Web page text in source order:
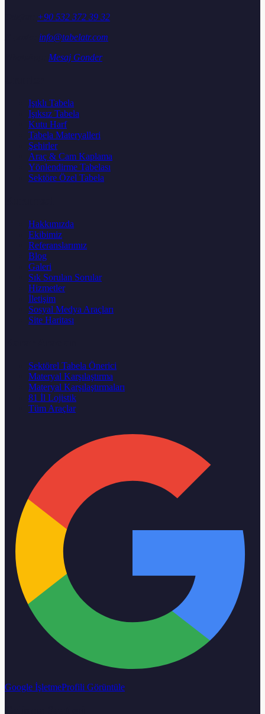
+90 532 372 39 32
info@tabelatr.com
Mesaj Gonder
Işıklı Tabela
Işıksız Tabela
Kutu Harf
Tabela Materyalleri
Şehirler
Araç & Cam Kaplama
Yönlendirme Tabelası
Sektöre Özel Tabela
Hakkımızda
Ekibimiz
Referanslarımız
Blog
Galeri
Sık Sorulan Sorular
Hizmetler
İletişim
Sosyal Medya Araçları
Site Haritası
Sektörel Tabela Önerici
Materyal Karşılaştırma
Materyal Karşılaştırmaları
81 İl Lojistik
Tüm Araçlar
Google İşletmeProfili Görüntüle